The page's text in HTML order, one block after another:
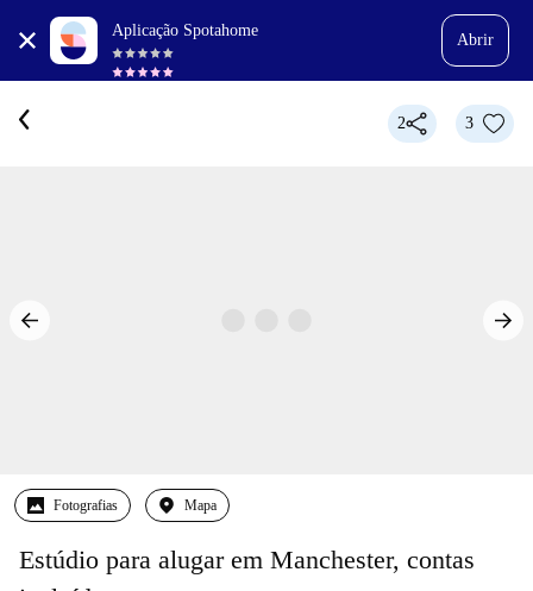
Aplicação Spotahome
Abrir
2 3
Fotografias Mapa
Estúdio para alugar em Manchester, contas